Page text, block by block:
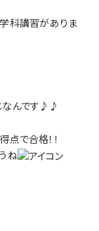
科講習がありま
なんです♪♪
点で合格！！
ね